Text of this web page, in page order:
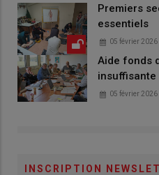
Premiers
essentiels
05 février 2026
Aide fonds
insuffisante
05 février 2026
INSCRIPTION